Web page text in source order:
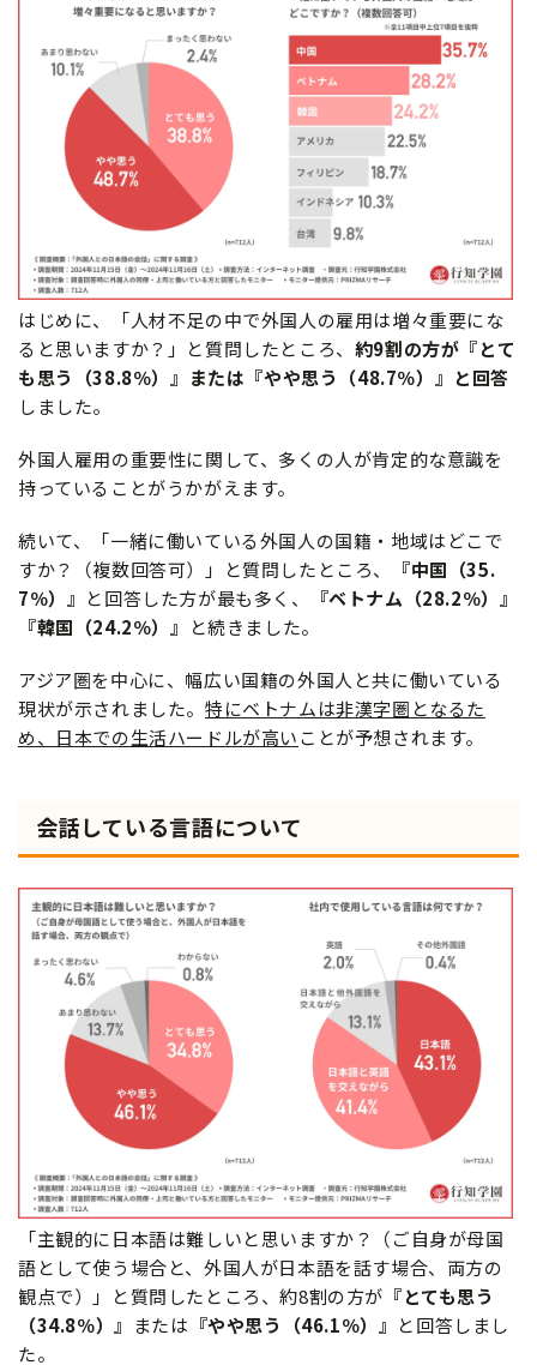
はじめに、「人材不足の中で外国人の雇用は増々重要にな
ると思いますか？」と質問したところ、 約9割の方が『とて
も思う（38.8％）』または『やや思う（48.7％）』と回答
しました。
外国人雇用の重要性に関して、多くの人が肯定的な意識を
持っていることがうかがえます。
続いて、「一緒に働いている外国人の国籍・地域はどこで
すか？（複数回答可）」と質問したところ、
『中国（35.
7％）』 と回答した方が最も多く、
『ベトナム（28.2％）』
『韓国（24.2％）』
と続きました。
アジア圏を中心に、幅広い国籍の外国人と共に働いている
現状が示されました。 特にベトナムは非漢字圏となるた
め、日本での生活ハードルが高いことが予想されます。
会話している言語について
「主観的に日本語は難しいと思いますか？（ご自身が母国
語として使う場合と、外国人が日本語を話す場合、両方の
観点で）」と質問したところ、約8割の方が 『とても思う
（34.8％）』
または 『やや思う（46.1％）』 と回答しまし
た。